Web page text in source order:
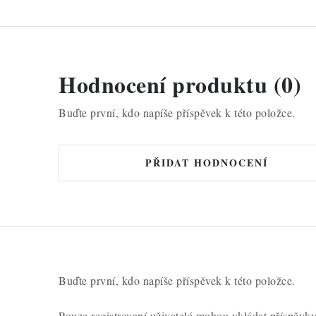
Hodnocení produktu (0)
Buďte první, kdo napíše příspěvek k této položce.
PŘIDAT HODNOCENÍ
Buďte první, kdo napíše příspěvek k této položce.